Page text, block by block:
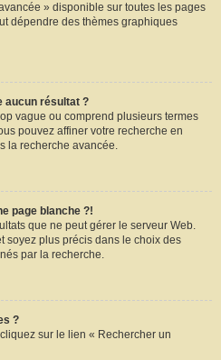
» disponible sur toutes les pages
dépendre des thèmes graphiques
aucun résultat ?
vague ou comprend plusieurs termes
pouvez affiner votre recherche en
la recherche avancée.
page blanche ?!
que ne peut gérer le serveur Web.
soyez plus précis dans le choix des
par la recherche.
?
sur le lien « Rechercher un